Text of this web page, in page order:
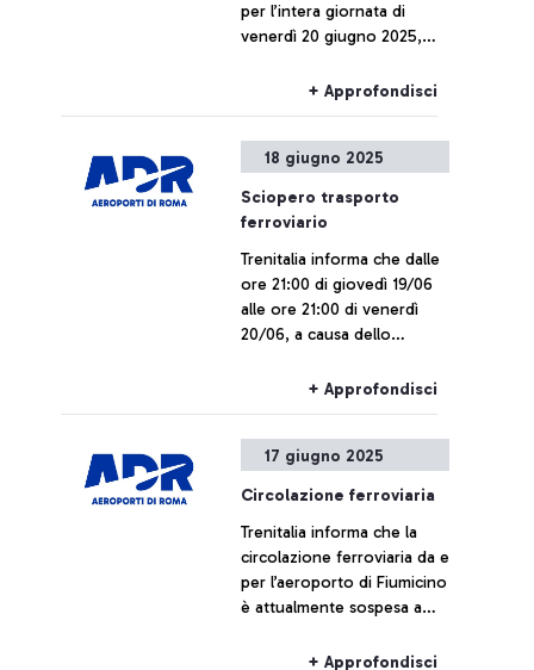
premiati con il “Best Airport
Award” gli scali che si sono
personale, per la
trasformazione digitale,
l’innovazione tecnologica e
la ecosostenibilità delle
infrastrutture aeroportuali.
Le valutazioni sono state
indipendente composta da
8 rappresentanti
istituzionali del settore
dell’aviazione europea tra
Europea, EUROCONTROL,
ITF, ECAC, SESAR JU e altri.
per l’intera giornata di
venerdì 20 giugno 2025,
subire ritardi o
cancellazioni.
+ Approfondisci
18 giugno 2025
Sciopero trasporto
ferroviario
Trenitalia informa che dalle
ore 21:00 di giovedì 19/06
alle ore 21:00 di venerdì
20/06, a causa dello
personale del Gruppo FS,
Trenitalia e Trenitalia Tper, i
collegamenti ferroviari da e
per l’aeroporto di Fiumicino
potrebbero subire ritardi o
+ Approfondisci
17 giugno 2025
Circolazione ferroviaria
Trenitalia informa che la
circolazione ferroviaria da e
per l’aeroporto di Fiumicino
è attualmente sospesa a
Vigili del Fuoco, necessario
+ Approfondisci